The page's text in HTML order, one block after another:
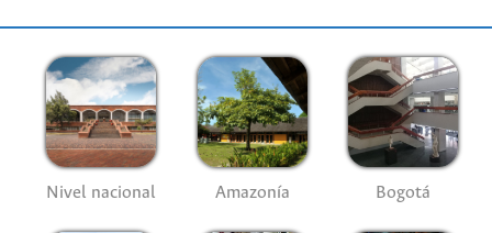
Nivel nacional Amazonía Bogotá